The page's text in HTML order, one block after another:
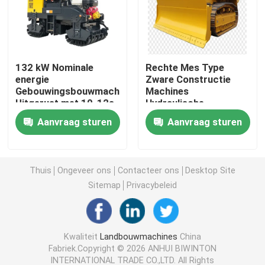
Machines voor het schoonmaken van apparatuur
industriële verpakkingsmachines
Bouwbouwmachines
Noodreddingsapparatuur
Industriële elektromotoren
Sferische Rollagers
132 kW Nominale
energie
Gebouwingsbouwmachines
Uitgerust met 10-12s
gietcyclus en 1000
mm freesbreedte die
de werking verzekert
Aanvraag sturen
Rechte Mes Type
Zware Constructie
Machines
Hydraulische
Drukmethode
Duurzame Apparatuur
voor Grootschalige
Aanvraag sturen
Thuis Ongeveer ons Contacteer ons
Desktop Site
Sitemap
Privacybeleid
Kwaliteit Landbouwmachines China
Fabriek.Copyright © 2026 ANHUI BIWINTON
INTERNATIONAL TRADE CO.,LTD. All Rights